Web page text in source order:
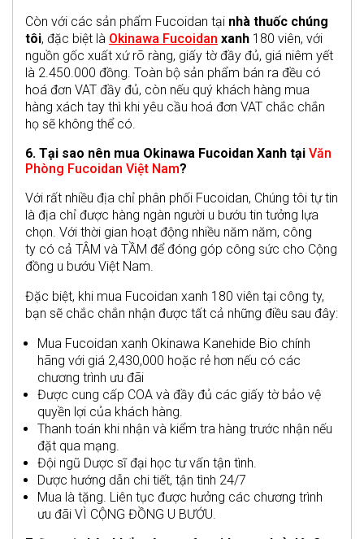
Còn với các sản phẩm Fucoidan tại nhà thuốc chúng
tôi, đặc biệt là Okinawa Fucoidan xanh 180 viên, với
nguồn gốc xuất xứ rõ ràng, giấy tờ đầy đủ, giá niêm yết
là 2.450.000 đồng. Toàn bộ sản phẩm bán ra đều có
hoá đơn VAT đầy đủ, còn nếu quý khách hàng mua
hàng xách tay thì khi yêu cầu hoá đơn VAT chắc chắn
họ sẽ không thể có.
6. Tại sao nên mua Okinawa Fucoidan Xanh tại Văn
Phòng Fucoidan Việt Nam?
Với rất nhiều địa chỉ phân phối Fucoidan, Chúng tôi tự tin
là địa chỉ được hàng ngàn người u bướu tin tưởng lựa
chọn. Với thời gian hoạt động nhiều năm năm, công
ty có cả TÂM và TẦM để đóng góp công sức cho Cộng
đồng u bướu Việt Nam.
Đặc biệt, khi mua Fucoidan xanh 180 viên tại công ty,
bạn sẽ chắc chắn nhận được tất cả những điều sau đây:
Mua Fucoidan xanh Okinawa Kanehide Bio chính
hãng với giá 2,430,000 hoặc rẻ hơn nếu có các
chương trình ưu đãi
Được cung cấp COA và đầy đủ các giấy tờ bảo vệ
quyền lợi của khách hàng.
Thanh toán khi nhận và kiểm tra hàng trước nhận nếu
đặt qua mạng.
Đội ngũ Dược sĩ đại học tư vấn tận tình.
Dược hướng dẫn chi tiết, tận tình 24/7
Mua là tặng. Liên tục được hưởng các chương trình
ưu đãi VÌ CỘNG ĐỒNG U BƯỚU.